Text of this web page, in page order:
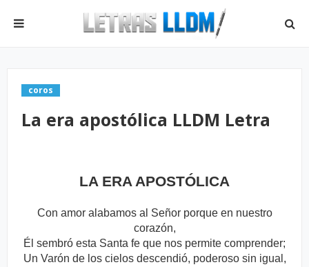
coros
La era apostólica LLDM Letra
LA ERA APOSTÓLICA
Con amor alabamos al Señor porque en nuestro
corazón,
Él sembró esta Santa fe que nos permite comprender;
Un Varón de los cielos descendió, poderoso sin igual,